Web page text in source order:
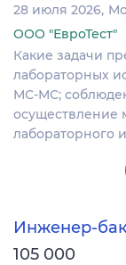
28 июля 2026
ООО "ЕвроТест"
Какие задачи
лабораторных
МС-МС;
осуществление
лабораторного
Инженер-
105 000